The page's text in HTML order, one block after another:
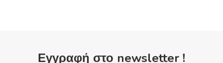
Εγγραφή στο newsletter !